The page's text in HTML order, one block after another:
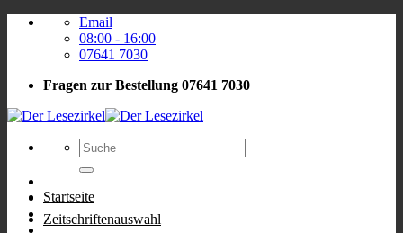
Zum
Email
08:00 - 16:00
07641 7030
Fragen zur Bestellung 07641 7030
Suchen
nach:
Startseite
Zeitschriftenauswahl